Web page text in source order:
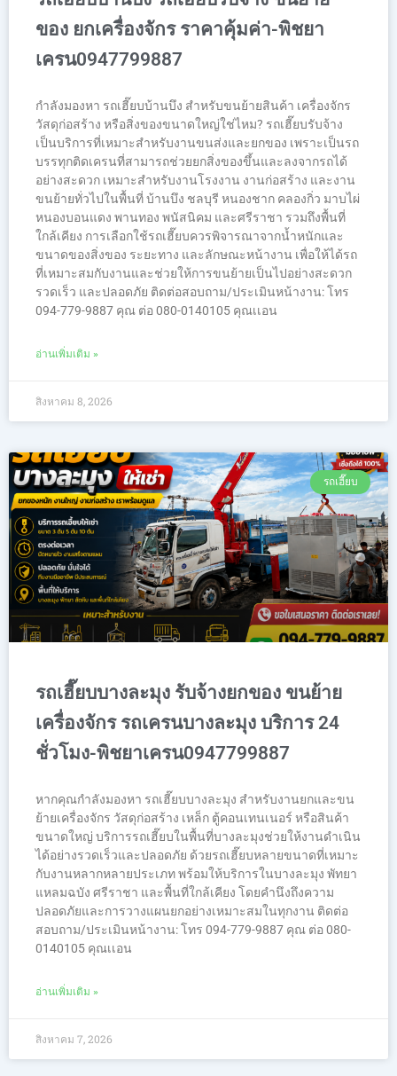
ของ ยกเครื่องจักร ราคาคุ้มค่า-พิชยา
เครน0947799887
กำลังมองหา รถเฮี๊ยบบ้านบึง สำหรับขนย้ายสินค้า เครื่องจักร
วัสดุก่อสร้าง หรือสิ่งของขนาดใหญ่ใช่ไหม? รถเฮี๊ยบรับจ้าง
เป็นบริการที่เหมาะสำหรับงานขนส่งและยกของ เพราะเป็นรถ
บรรทุกติดเครนที่สามารถช่วยยกสิ่งของขึ้นและลงจากรถได้
อย่างสะดวก เหมาะสำหรับงานโรงงาน งานก่อสร้าง และงาน
ขนย้ายทั่วไปในพื้นที่ บ้านบึง ชลบุรี หนองชาก คลองกิ่ว มาบไผ่
หนองบอนแดง พานทอง พนัสนิคม และศรีราชา รวมถึงพื้นที่
ใกล้เคียง การเลือกใช้รถเฮี๊ยบควรพิจารณาจากน้ำหนักและ
ขนาดของสิ่งของ ระยะทาง และลักษณะหน้างาน เพื่อให้ได้รถ
ที่เหมาะสมกับงานและช่วยให้การขนย้ายเป็นไปอย่างสะดวก
รวดเร็ว และปลอดภัย ติดต่อสอบถาม/ประเมินหน้างาน: โทร
094-779-9887 คุณ ต่อ 080-0140105 คุณเเอน
อ่านเพิ่มเติม »
สิงหาคม 8, 2026
รถเฮี๊ยบ
รถเฮี๊ยบบางละมุง รับจ้างยกของ ขนย้าย
เครื่องจักร รถเครนบางละมุง บริการ 24
ชั่วโมง-พิชยาเครน0947799887
หากคุณกำลังมองหา รถเฮี๊ยบบางละมุง สำหรับงานยกและขน
ย้ายเครื่องจักร วัสดุก่อสร้าง เหล็ก ตู้คอนเทนเนอร์ หรือสินค้า
ขนาดใหญ่ บริการรถเฮี๊ยบในพื้นที่บางละมุงช่วยให้งานดำเนิน
ได้อย่างรวดเร็วและปลอดภัย ด้วยรถเฮี๊ยบหลายขนาดที่เหมาะ
กับงานหลากหลายประเภท พร้อมให้บริการในบางละมุง พัทยา
แหลมฉบัง ศรีราชา และพื้นที่ใกล้เคียง โดยคำนึงถึงความ
ปลอดภัยและการวางแผนยกอย่างเหมาะสมในทุกงาน ติดต่อ
สอบถาม/ประเมินหน้างาน: โทร 094-779-9887 คุณ ต่อ 080-
0140105 คุณเเอน
อ่านเพิ่มเติม »
สิงหาคม 7, 2026